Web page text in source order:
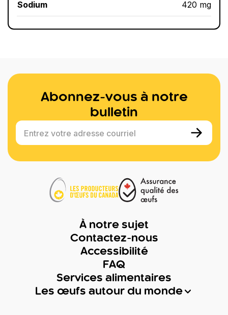
Sodium 420 mg
Abonnez-vous à notre
bulletin
Entrez votre adresse courriel
À notre sujet
Contactez-nous
Accessibilité
FAQ
Services alimentaires
Les œufs autour du monde